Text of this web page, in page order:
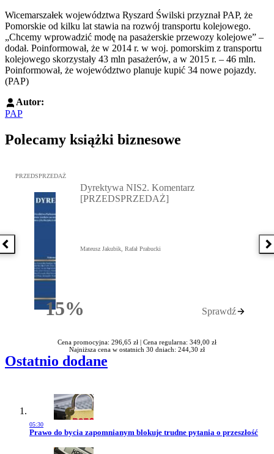
Wicemarszałek województwa Ryszard Świlski przyznał PAP, że
Pomorskie od kilku lat stawia na rozwój transportu kolejowego.
„Chcemy wprowadzić modę na pasażerskie przewozy kolejowe” –
dodał. Poinformował, że w 2014 r. w woj. pomorskim z transportu
kolejowego skorzystały 43 mln pasażerów, a w 2015 r. – 46 mln.
Poinformował, że województwo planuje kupić 34 nowe pojazdy.
(PAP)
Autor:
PAP
Polecamy książki biznesowe
Poprzednia książka
Przejdź do: Dyrektywa NIS2. Komentarz [PRZEDSPRZEDAŻ],
PRZEDSPRZEDAŻ
15%Rabatu
Dyrektywa NIS2. Komentarz
[PRZEDSPRZEDAŻ]
Mateusz Jakubik, Rafał Prabucki
Sprawdź
Cena promocyjna: 296,65 zł | Cena regularna: 349,00 zł
Najniższa cena w ostatnich 30 dniach: 244,30 zł
Ostatnio dodane
05:30
Przejdź do artykułu:
Prawo do bycia zapomnianym blokuje trudne pytania o przeszłość